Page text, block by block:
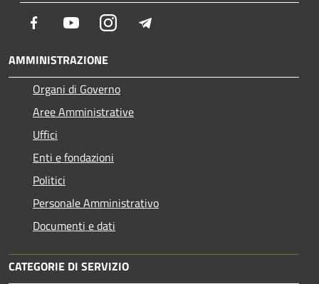
Facebook YoutubeInstagram
AMMINISTRAZIONE
Organi di Governo
Aree Amministrative
Uffici
Enti e fondazioni
Politici
Personale Amministrativo
Documenti e dati
CATEGORIE DI SERVIZIO